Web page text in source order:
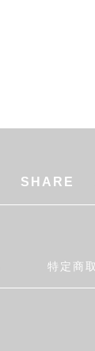
SHARE
特定商